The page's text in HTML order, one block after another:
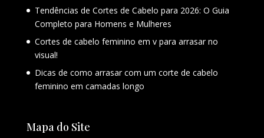
Tendências de Cortes de Cabelo para 2026: O Guia
Completo para Homens e Mulheres
Cortes de cabelo feminino em v para arrasar no
visual!
Dicas de como arrasar com um corte de cabelo
feminino em camadas longo
Mapa do Site